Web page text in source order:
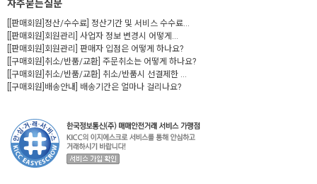
자주묻는질문
[[판매회원]정산/수수료] 정산기간 및 서비스 수수료...
[[판매회원]회원관리] 사업자 정보 변경시 어떻게...
[[판매회원]회원관리] 판매자 입점은 어떻게 하나요?
[[구매회원]취소/반품/교환] 주문취소는 어떻게 하나요?
[[구매회원]취소/반품/교환] 취소/반품시 선결제한 ...
[[구매회원]배송안내] 배송기간은 얼마나 걸리나요?